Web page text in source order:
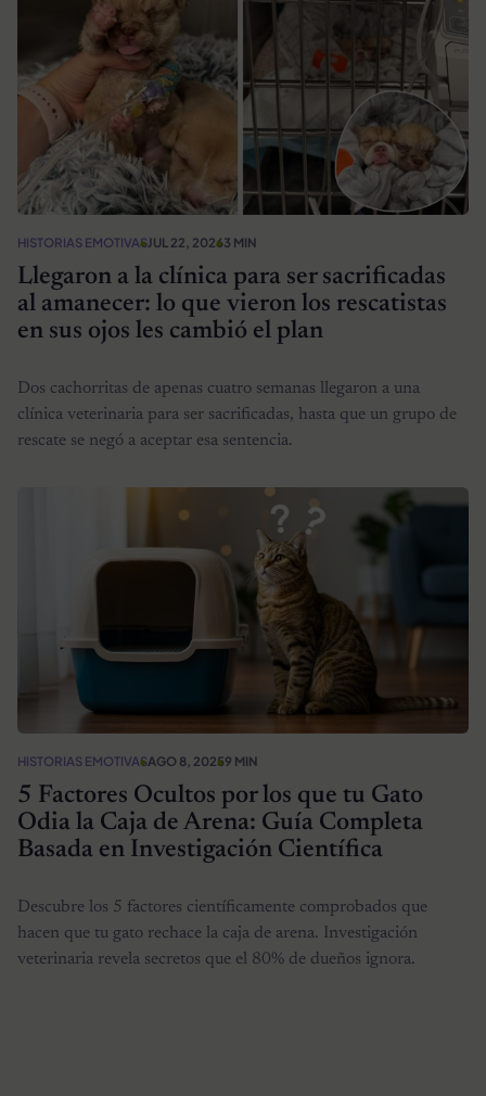
HISTORIAS EMOTIVASJUL 22, 20263 MIN
Llegaron a la clínica para ser sacrificadas
al amanecer: lo que vieron los rescatistas
en sus ojos les cambió el plan
Dos cachorritas de apenas cuatro semanas llegaron a una
clínica veterinaria para ser sacrificadas, hasta que un grupo de
rescate se negó a aceptar esa sentencia.
HISTORIAS EMOTIVASAGO 8, 20259 MIN
5 Factores Ocultos por los que tu Gato
Odia la Caja de Arena: Guía Completa
Basada en Investigación Científica
Descubre los 5 factores científicamente comprobados que
hacen que tu gato rechace la caja de arena. Investigación
veterinaria revela secretos que el 80% de dueños ignora.